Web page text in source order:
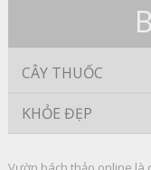
CÂY THUỐC
KHỎE ĐẸP